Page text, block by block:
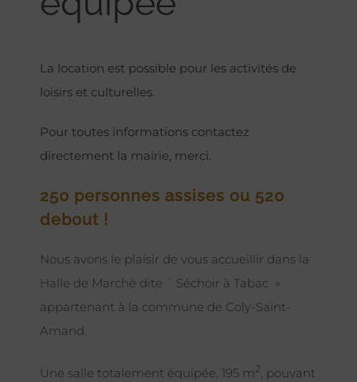
La location est possible pour les activités de
loisirs et culturelles.
Pour toutes informations contactez
directement la mairie, merci.
250 personnes assises ou 520
debout !
Nous avons le plaisir de vous accueillir dans la
Halle de Marché dite ¨ Séchoir à Tabac »
appartenant à la commune de Coly-Saint-
Amand.
Une salle totalement équipée, 195 m2, pouvant